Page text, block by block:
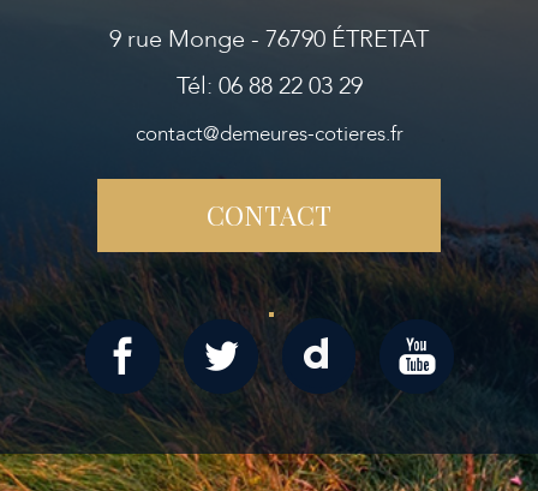
9 rue Monge - 76790 ÉTRETAT
Tél: 06 88 22 03 29
contact@demeures-cotieres.fr
CONTACT